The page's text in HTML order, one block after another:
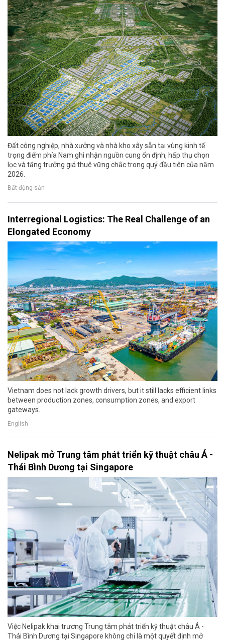
Đất công nghiệp, nhà xưởng và nhà kho xây sẵn tại vùng kinh tế
trọng điểm phía Nam ghi nhận nguồn cung ổn định, hấp thụ chọn
lọc và tăng trưởng giá thuê vững chắc trong quý đầu tiên của năm
2026.
Bất động sản
Interregional Logistics: The Real Challenge of an
Elongated Economy
Vietnam does not lack growth drivers, but it still lacks efficient links
between production zones, consumption zones, and export
gateways.
English
Nelipak mở Trung tâm phát triển kỹ thuật châu Á -
Thái Bình Dương tại Singapore
Việc Nelipak khai trương Trung tâm phát triển kỹ thuật châu Á -
Thái Bình Dương tại Singapore không chỉ là một quyết định mở